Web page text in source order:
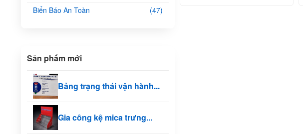
Biển Báo An Toàn
(47)
Sản phẩm mới
Bảng trạng thái vận hành...
Gia công kệ mica trưng...